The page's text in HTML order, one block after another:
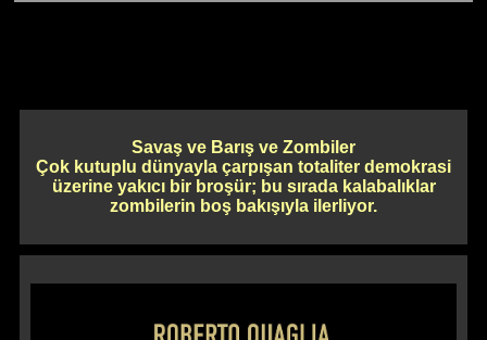
Savaş ve Barış ve Zombiler
Çok kutuplu dünyayla çarpışan totaliter demokrasi
üzerine yakıcı bir broşür; bu sırada kalabalıklar
zombilerin boş bakışıyla ilerliyor.